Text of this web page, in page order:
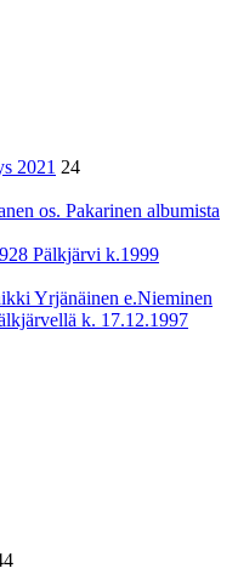
2021 24
os. Pakarinen albumista
Pälkjärvi k.1999
Yrjänäinen e.Nieminen
k. 17.12.1997